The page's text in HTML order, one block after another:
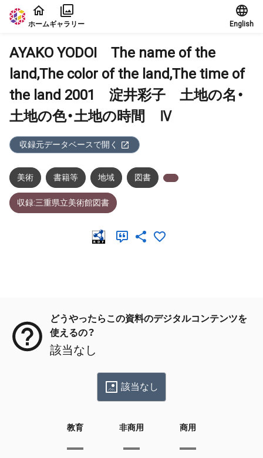
本文に飛ぶ
ホームギャラリー English
AYAKO YODOI The name of the
land,The color of the land,The time of
the land 2001 淀井彩子 土地の名・
土地の色・土地の時間 Ⅳ
収録元データベースで開く
美術 書籍等 地域 図書
収録:三重県立美術館図書
どうやったらこの資料のデジタルコンテンツを
使えるの？
該当なし
該当なし
教育 非商用 商用